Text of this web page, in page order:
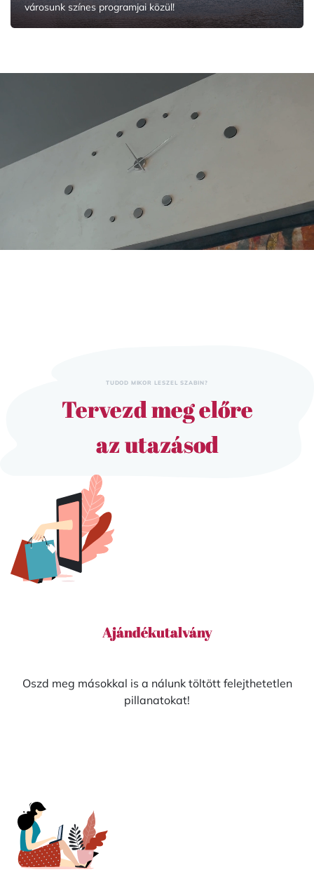
városunk színes programjai közül!
TUDOD MIKOR LESZEL SZABIN?
Tervezd meg előre
az utazásod
Ajándékutalvány
Oszd meg másokkal is a nálunk töltött felejthetetlen
pillanatokat!